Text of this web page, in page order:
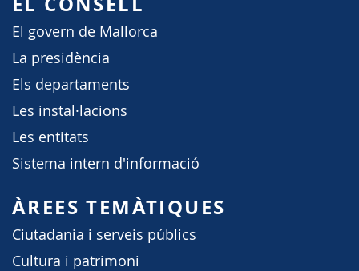
El govern de Mallorca
La presidència
Els departaments
Les instal·lacions
Les entitats
Sistema intern d'informació
ÀREES TEMÀTIQUES
Ciutadania i serveis públics
Cultura i patrimoni